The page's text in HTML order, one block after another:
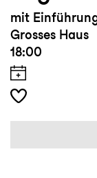
mit
Grosses Haus
18:00